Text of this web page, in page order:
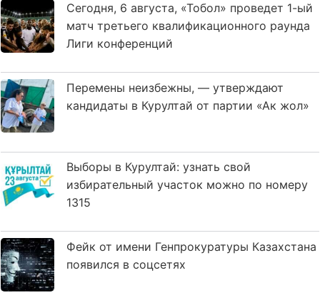
Сегодня, 6 августа, «Тобол» проведет 1-ый
матч третьего квалификационного раунда
Лиги конференций
Перемены неизбежны, — утверждают
кандидаты в Курултай от партии «Ак жол»
Выборы в Курултай: узнать свой
избирательный участок можно по номеру
1315
Фейк от имени Генпрокуратуры Казахстана
появился в соцсетях